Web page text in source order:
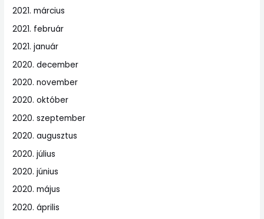
2021. március
2021. február
2021. január
2020. december
2020. november
2020. október
2020. szeptember
2020. augusztus
2020. július
2020. június
2020. május
2020. április